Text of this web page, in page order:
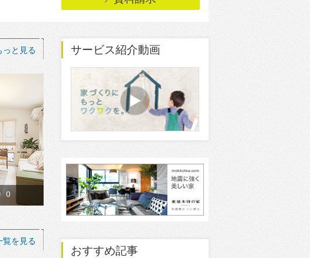
っと見る
0
覧を見る
サービス紹介動画
おすすめ記事